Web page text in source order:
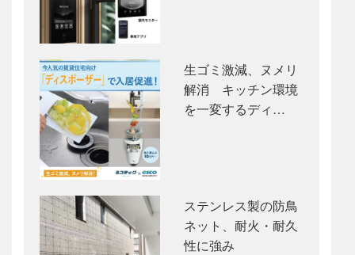
生ゴミ激減、ヌメリ
解消 キッチン環境
を一変するディ…
ステンレス製の防鳥
ネット、耐火・耐久
性に強み